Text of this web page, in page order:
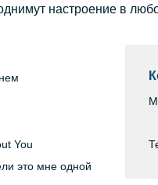
настроение в
You
это мне одной